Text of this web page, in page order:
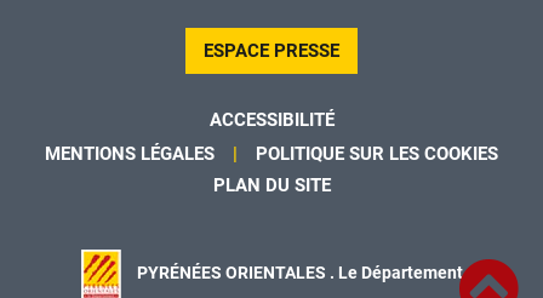
ESPACE PRESSE
ACCESSIBILITÉ
MENTIONS LÉGALES
POLITIQUE SUR LES COOKIES
PLAN DU SITE
PYRÉNÉES ORIENTALES . Le Département